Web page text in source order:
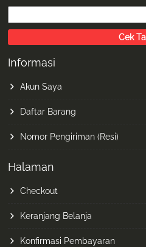
Informasi
Akun Saya
Daftar Barang
Nomor Pengiriman (Resi)
Halaman
Checkout
Keranjang Belanja
Konfirmasi Pembayaran